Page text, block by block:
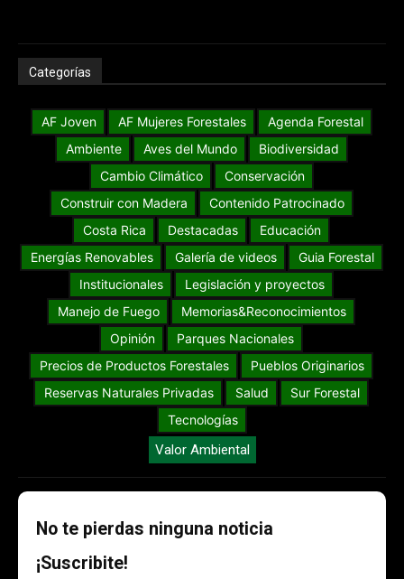
Categorías
AF Joven AF Mujeres Forestales
Agenda Forestal
Ambiente
Aves del Mundo
Biodiversidad
Cambio Climático
Conservación
Construir con Madera
Contenido Patrocinado
Costa Rica
Destacadas
Educación
Energías Renovables
Galería de videos
Guia Forestal
Institucionales
Legislación y proyectos
Manejo de Fuego
Memorias&Reconocimientos
Opinión
Parques Nacionales
Precios de Productos Forestales
Pueblos Originarios
Reservas Naturales Privadas
Salud
Sur Forestal
Tecnologías
Valor Ambiental
No te pierdas ninguna noticia
¡Suscribite!